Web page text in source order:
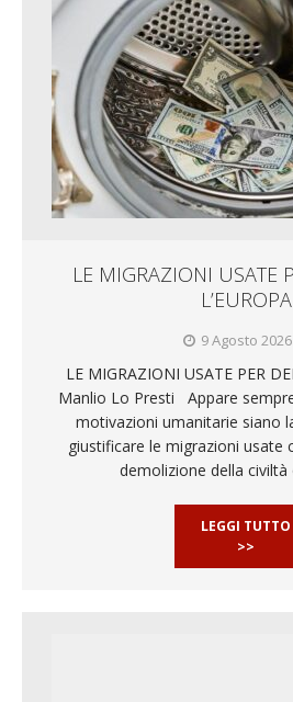
LE MIGRAZIONI USATE
L’EUROPA
9 Agosto 2026
LE MIGRAZIONI USATE PER
Manlio Lo Presti Appare
motivazioni umanitarie siano
giustificare le migrazioni usate
demolizione della civiltà
LEGGI TUTTO
>>